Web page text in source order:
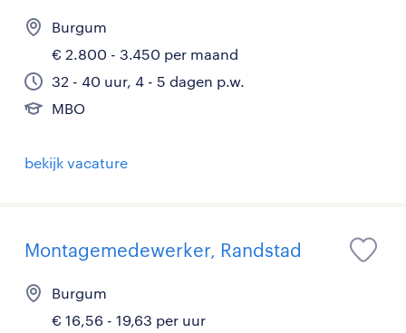
Burgum
€ 2.800 - 3.450 per maand
32 - 40 uur, 4 - 5 dagen p.w.
MBO
bekijk vacature
Montagemedewerker, Randstad
Burgum
€ 16,56 - 19,63 per uur